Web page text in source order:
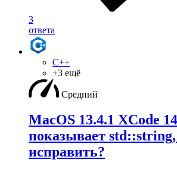
3
ответа
C++
+3 ещё
Средний
MacOS 13.4.1 XCode
показывает
исправить?